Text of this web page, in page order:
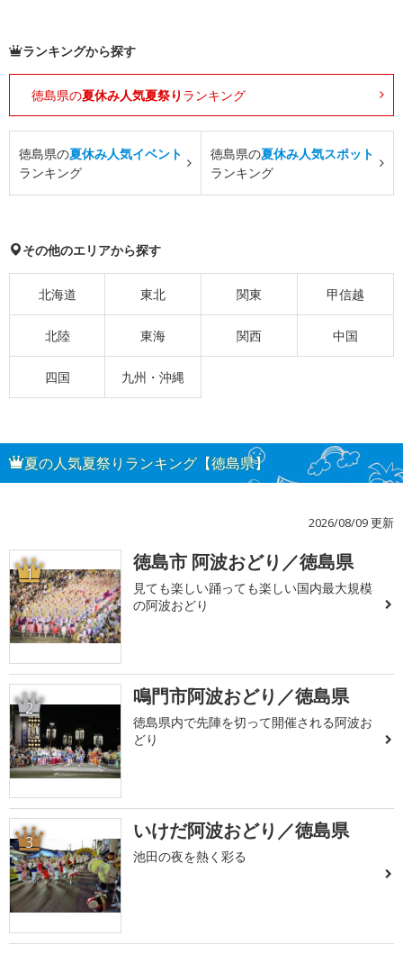
ランキングから探す
徳島県の夏休み人気夏祭り ランキング
徳島県の夏休み人気イベント
ランキング
徳島県の夏休み人気スポット
ランキング
その他のエリアから探す
北海道 東北 関東 甲信越
北陸 東海 関西 中国
四国 九州・沖縄
夏の人気夏祭りランキング【徳島県】
2026/08/09 更新
1 徳島市 阿波おどり／徳島県
見ても楽しい踊っても楽しい国内最大規模
の阿波おどり
2 鳴門市阿波おどり／徳島県
徳島県内で先陣を切って開催される阿波お
どり
3 いけだ阿波おどり／徳島県
池田の夜を熱く彩る